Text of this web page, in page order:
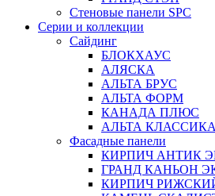
Стеновые панели SPC
Серии и коллекции
Сайдинг
БЛОКХАУС
АЛЯСКА
АЛЬТА БРУС
АЛЬТА ФОРМ
КАНАДА ПЛЮС
АЛЬТА КЛАССИКА
Фасадные панели
КИРПИЧ АНТИК
ГРАНД КАНЬОН
КИРПИЧ